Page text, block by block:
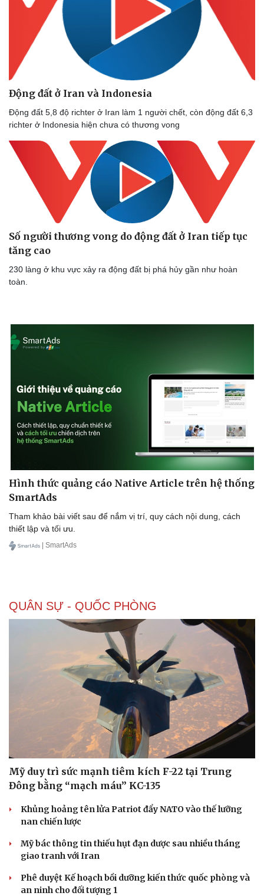
Bóng đá
Lịch thi đấu bóng đá
eSports
Hậu trường
Ô tô - Xe máy
Ô tô
Động đất ở Iran và Indonesia
Động đất 5,8 độ richter ở Iran làm 1 người chết, còn động đất 6,3
richter ở Indonesia hiện chưa có thương vong
Số người thương vong do động đất ở Iran tiếp tục
tăng cao
230 làng ở khu vực xảy ra động đất bị phá hủy gần như hoàn
toàn.
Hình thức quảng cáo Native Article trên hệ thống
SmartAds
Tham khảo bài viết sau để nắm vị trí, quy cách nội dung, cách
thiết lập và tối ưu.
| SmartAds
QUÂN SỰ - QUỐC PHÒNG
Mỹ duy trì sức mạnh tiêm kích F-22 tại Trung
Đông bằng “mạch máu” KC-135
Khủng hoảng tên lửa Patriot đẩy NATO vào thế lưỡng
nan chiến lược
Mỹ bác thông tin thiếu hụt đạn dược sau nhiều tháng
giao tranh với Iran
Phê duyệt Kế hoạch bồi dưỡng kiến thức quốc phòng và
an ninh cho đối tượng 1